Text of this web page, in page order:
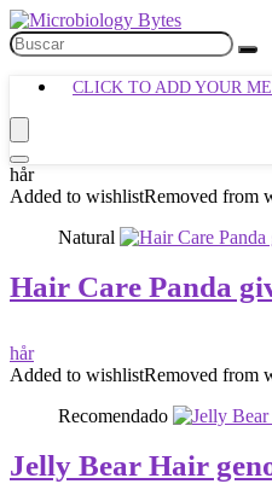
CLICK TO ADD YOUR
hår
Added to wishlistRemoved from
Natural
Hair Care Panda
hår
Added to wishlistRemoved from
Recomendado
Jelly Bear Hair